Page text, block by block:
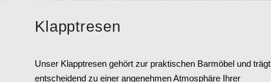
Klapptresen
Unser Klapptresen gehört zur praktischen Barmöbel und trägt
entscheidend zu einer angenehmen Atmosphäre Ihrer